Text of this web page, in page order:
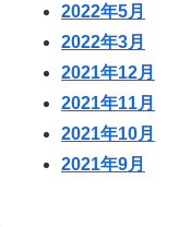
2022年5月
2022年3月
2021年12月
2021年11月
2021年10月
2021年9月